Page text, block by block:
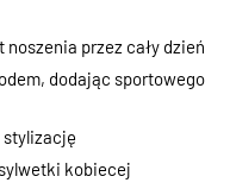
przez cały dzień
dodając sportowego
stylizację
kobiecej